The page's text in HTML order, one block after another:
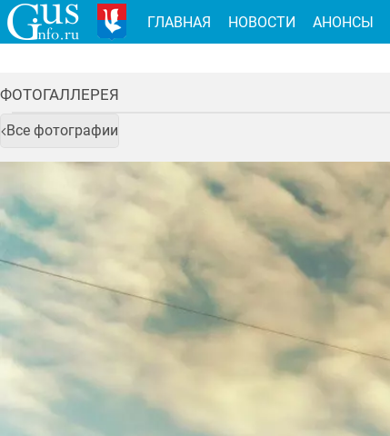
ФОТОГАЛЛЕРЕЯ
Все фотографии
ГЛАВНАЯ НОВОСТИ АНОНСЫ